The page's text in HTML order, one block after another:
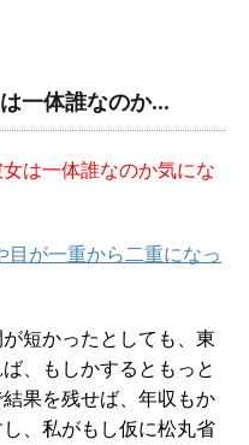
一体誰なのか…
は一体誰なのか気にな
が一重から二重になっ
短かったとしても、東
、もしかするともっと
果を残せば、年収もか
、私がもし仮に松丸省